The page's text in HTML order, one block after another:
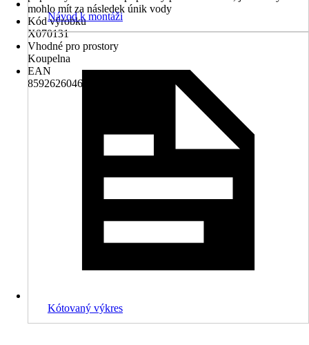
mohlo mít za následek únik vody
Kód výrobku
X070131
Vhodné pro prostory
Koupelna
EAN
8592626046811
Návod k montáži
Kótovaný výkres